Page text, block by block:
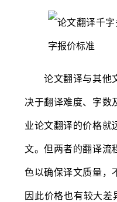
论文翻译与其他文
决于翻译难度、字数
业论文翻译的价格就
文。但两者的翻译流
色以确保译文质量，
因此价格也有较大差